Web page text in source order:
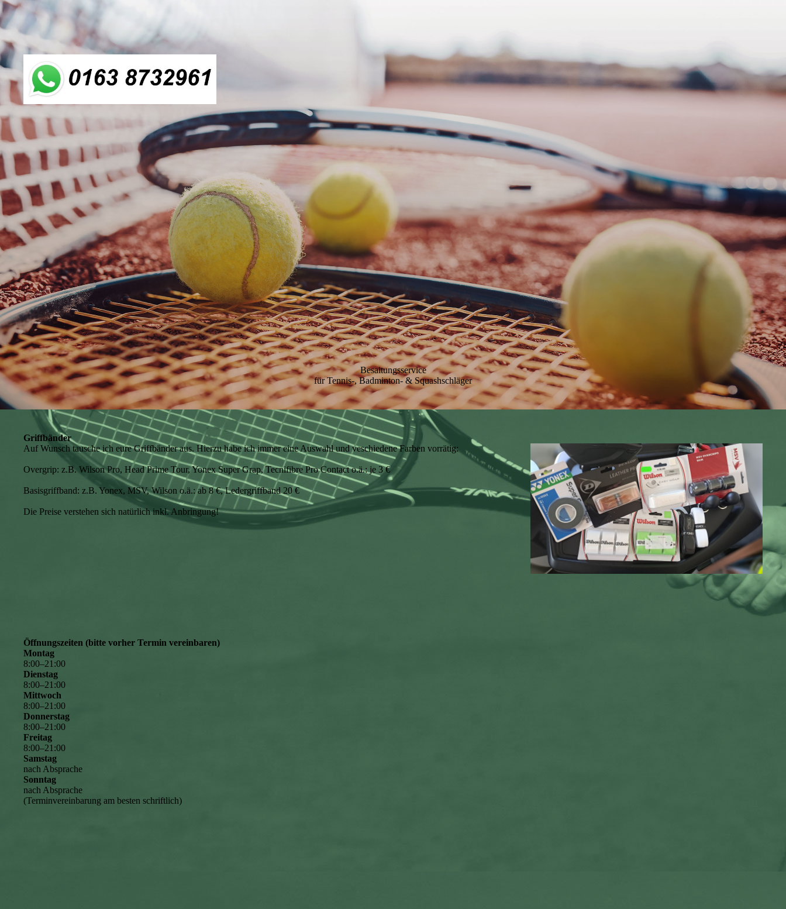
Besaitungsservice
für Tennis-, Badminton- & Squashschläger
Griffbänder
Auf Wunsch tausche ich eure Griffbänder aus. Hierzu habe ich immer eine Auswahl und veschiedene Farben vorrätig:
Overgrip: z.B. Wilson Pro, Head Prime Tour, Yonex Super Grap, Tecnifibre Pro Contact o.ä.: je 3 €
Basisgriffband: z.B. Yonex, MSV, Wilson o.ä.: ab 8 €, Ledergriffband 20 €
Die Preise verstehen sich natürlich inkl. Anbringung!
Öffnungszeiten (bitte vorher Termin vereinbaren)
Montag
8:00–21 :00
Dienstag
8:00–21 :00
Mittwoch
8:00–21 :00
Donnerstag
8:00–21 :00
Freitag
8:00–21 :00
Samstag
nach Absprache
Sonntag
nach Absprache
(Terminvereinbarung am besten schriftlich)